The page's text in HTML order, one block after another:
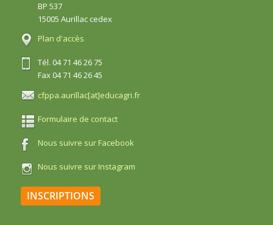
BP 537
15005 Aurillac cedex
Plan d'accès
Tél. 04 71 46 26 75
Fax 04 71 46 26 45
cfppa.aurillac[at]educagri.fr
Formulaire de contact
Nous suivre sur Facebook
Nous suivre sur Instagram
INSCRIPTIONS